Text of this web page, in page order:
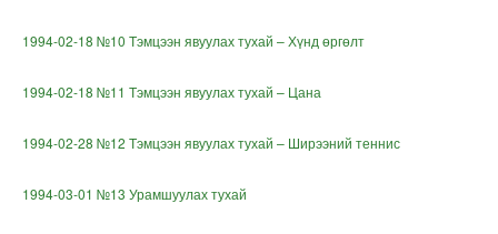
1994-02-18 №10 Тэмцээн явуулах тухай – Хүнд өргөлт
1994-02-18 №11 Тэмцээн явуулах тухай – Цана
1994-02-28 №12 Тэмцээн явуулах тухай – Ширээний теннис
1994-03-01 №13 Урамшуулах тухай